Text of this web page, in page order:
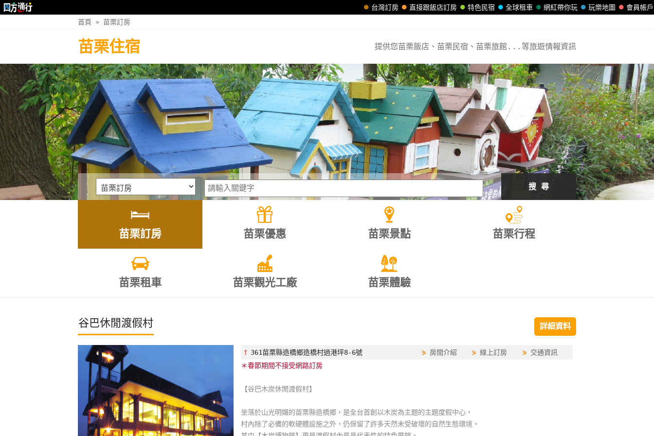
會員帳戶
玩樂地圖
網紅帶你玩
全球租車
特色民宿
直接跟飯店訂房
台灣訂房
首頁 » 苗栗訂房
苗栗住宿 提供您苗栗飯店、苗栗民宿、苗栗旅館...等旅遊情報資訊
搜 尋
苗栗訂房 苗栗優惠 苗栗景點 苗栗行程
苗栗租車 苗栗觀光工廠 苗栗體驗
谷巴休閒渡假村 詳細資料
⫯ 361苗栗縣造橋鄉造橋村過港坪8-6號 ⋟ 房間介紹 ⋟線上訂房 ⋟ 交通資訊
＊春節期間不接受網路訂房
【谷巴木炭休閒渡假村】
坐落於山光明媚的苗栗縣造橋鄉，是全台首創以木炭為主題的主題度假中心，
村內除了必備的軟硬體設施之外，仍保留了許多天然未受破壞的自然生態環境。